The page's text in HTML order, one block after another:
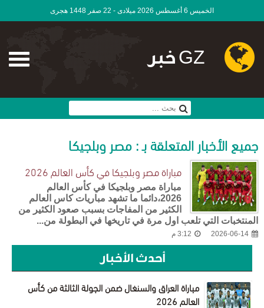
الخميس 6 أغسطس 2026 ميلادى - 22 صفر 1448 هجرى
GZ خبر
جميع الأخبار المتعلقة بـ : مصر وبلجيكا
مباراة مصر وبلجيكا في كأس العالم 2026
مباراة مصر وبلجيكا في كأس العالم
2026،دائما ما تشهد مباريات كاس العالم
الكثير من المفاجات بسبب صعود الكثير من
المنتخبات التي تلعب اول مرة في تاريخها في البطولة من...
2026-06-14 3:12 م
أحدث الأخبار
مباراة العراق والسنغال ضمن الجولة الثالثة من كأس
العالم 2026